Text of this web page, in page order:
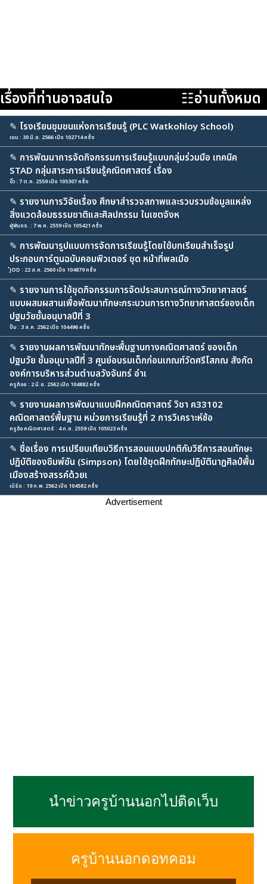
เรื่องที่ท่านอาจสนใจ ☷อ่านทั้งหมด
✎ โรงเรียนชุมชนแห่งการเรียนรู้ (PLC Watkohloy School)
เขม : 30 มิ.ย. 2566 เปิด 102714 ครั้ง
✎ การพัฒนาการจัดกิจกรรมการเรียนรู้แบบกลุ่มร่วมมือ เทคนิค
STAD กลุ่มสาระการเรียนรู้คณิตศาสตร์ เรื่อง
อิ๋ว : 7 ต.ค. 2559 เปิด 105307 ครั้ง
✎ รายงานการวิจัยเรื่อง ศึกษาสำรวจสภาพและรวบรวมข้อมูลแหล่ง
สิ่งแวดล้อมธรรมชาติและศิลปกรรม ในเขตจังห
ผูัพันดร. : 7 พ.ค. 2559 เปิด 105421 ครั้ง
✎ การพัฒนารูปแบบการจัดการเรียนรู้โดยใช้บทเรียนสำเร็จรูป
ประกอบการ์ตูนฉบับคอมพิวเตอร์ ชุด หน้าที่พลเมือ
๋JOD : 22 ส.ค. 2560 เปิด 104879 ครั้ง
✎ รายงานการใช้ชุดกิจกรรมการจัดประสบการณ์ทางวิทยาศาสตร์
แบบผสมผสานเพื่อพัฒนาทักษะกระบวนการทางวิทยาศาสตร์ของเด็ก
ปฐมวัยชั้นอนุบาลปีที่ 3
ปิ้ม : 3 ส.ค. 2562 เปิด 104496 ครั้ง
✎ รายงานผลการพัฒนาทักษะพื้นฐานทางคณิตศาสตร์ ของเด็ก
ปฐมวัย ชั้นอนุบาลปีที่ 3 ศูนย์อบรมเด็กก่อนเกณฑ์วัดศรีโสภณ สังกัด
องค์การบริหารส่วนตำบลวังจันทร์ อำเ
ครูก้อย : 2 มิ.ย. 2562 เปิด 104882 ครั้ง
✎ รายงานผลการพัฒนาแบบฝึกคณิตศาสตร์ วิชา ค33102
คณิตศาสตร์พื้นฐาน หน่วยการเรียนรู้ที่ 2 การวิเคราะห์ข้อ
ครูอ้อ คณิตศาสตร์ : 4 ก.ย. 2559 เปิด 105023 ครั้ง
✎ ชื่อเรื่อง การเปรียบเทียบวิธีการสอนแบบปกติกับวิธีการสอนทักษะ
ปฏิบัติของซิมพ์ซัน (Simpson) โดยใช้ชุดฝึกทักษะปฏิบัตินาฏศิลป์พื้น
เมืองสร้างสรรค์ด้วยเ
เบิร์ด : 19 ก.พ. 2562 เปิด 104582 ครั้ง
Advertisement
นำข่าวครูบ้านนอกไปติดเว็บ
ครูบ้านนอกดอทคอม